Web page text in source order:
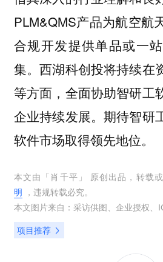
PLM&QMS产品为航空航
合规开发提供单品或一
集。西湖科创投将持续在
等方面，全面协助智研工
企业持续发展。期待智研
软件市场取得领先地位。
本文由「 肖千平 」 原创出品，转载
明 ，违规转载必究。
本文图片来自： 采访供图、 企业授权、
项目推荐